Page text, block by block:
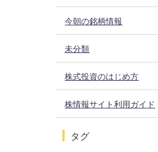
今朝の銘柄情報
未分類
株式投資のはじめ方
株情報サイト利用ガイド
タグ